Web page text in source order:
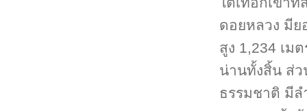
ดอยหลวง มีย
สูง 1,234 เม
น่านทั้งสิ้น ส่
ธรรมชาติ มี